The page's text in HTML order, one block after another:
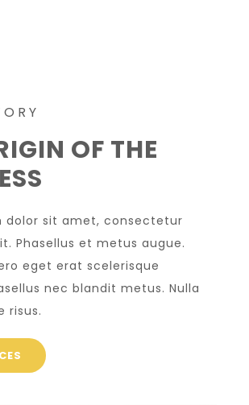
OF THE
dolor sit amet, consectetur
Phasellus et metus augue.
eget erat scelerisque
nec blandit metus. Nulla
risus.